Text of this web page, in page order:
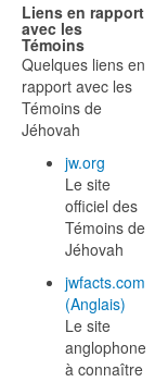
Liens en rapport
avec les
Témoins
Quelques liens en
rapport avec les
Témoins de
Jéhovah
jw.org
Le site
officiel des
Témoins de
Jéhovah
jwfacts.com
(Anglais)
Le site
anglophone
à connaître